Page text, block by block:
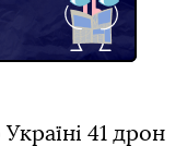
41 дрон